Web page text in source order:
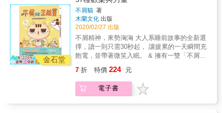
胖過 阿嬤說「小時胖不是胖」，根～本～就～
是～騙～人！我們就是那種一路胖到大的謠言
終結者。你說陪伴你一輩子是朋友是家人，但
有一種不離不棄叫做體脂肪。關於胖の幹話可
說是說也說不完，身體健康和開心還是最重要
喔。 (๑&acute;ㅂ`๑) ROUND 4 #聊色聊兩性 什
麼要聊色喔，母湯啦，好害羞。你知道嗎男生
生活有些比較小色色的想法都很正常。你試過
「眼睛吃冰淇淋」的感覺嗎？這個單元也會探
討兩性故事和單身人士的愛戀小劇場，例如拜
老婆。
且力量大的棕熊。 喜歡睡午覺和跳舞。 烏龜
行動力十足，不在乎時間， 積極地往前走。 狸
貓 有點膽小但充滿好奇心。 喜愛尋找各種樂
友。 鷺 有些寡言。 雖然聽不懂聽鶴在講什
麼，但樂在其中。 鶴 無時無刻都在思考， 但
想不出結論也不在乎。 別的熊 粗魯但溫柔。
雖然有所抱怨但還是玩在一起。 鹿 以壯觀的角
點驕傲，但其實很多情。 想和鄰居保持距離。
熊媽媽 在熊小時候 就和他分開的母親。 蝙蝠
超級夜貓子， 總是和同伴快樂地到處飛。 櫸樹
金石堂
不屑貓 著
木蘭文化 出版
2020/02/27 出版
不屑精神，來勢洶洶 大人系睡前故事的全新選
擇，讀一則只需30秒起， 讓疲累的一天瞬間充
飽電，並帶著微笑入眠。 & 擁有一雙「不屑之
貓，在網路世界和他的家族夥伴無料登場八年
後，終於要跨足出版界一展身手啦，在這個屬
於他們的精彩時刻，除了要隨時保持自己的電
7 折 特價 224 元
電子書